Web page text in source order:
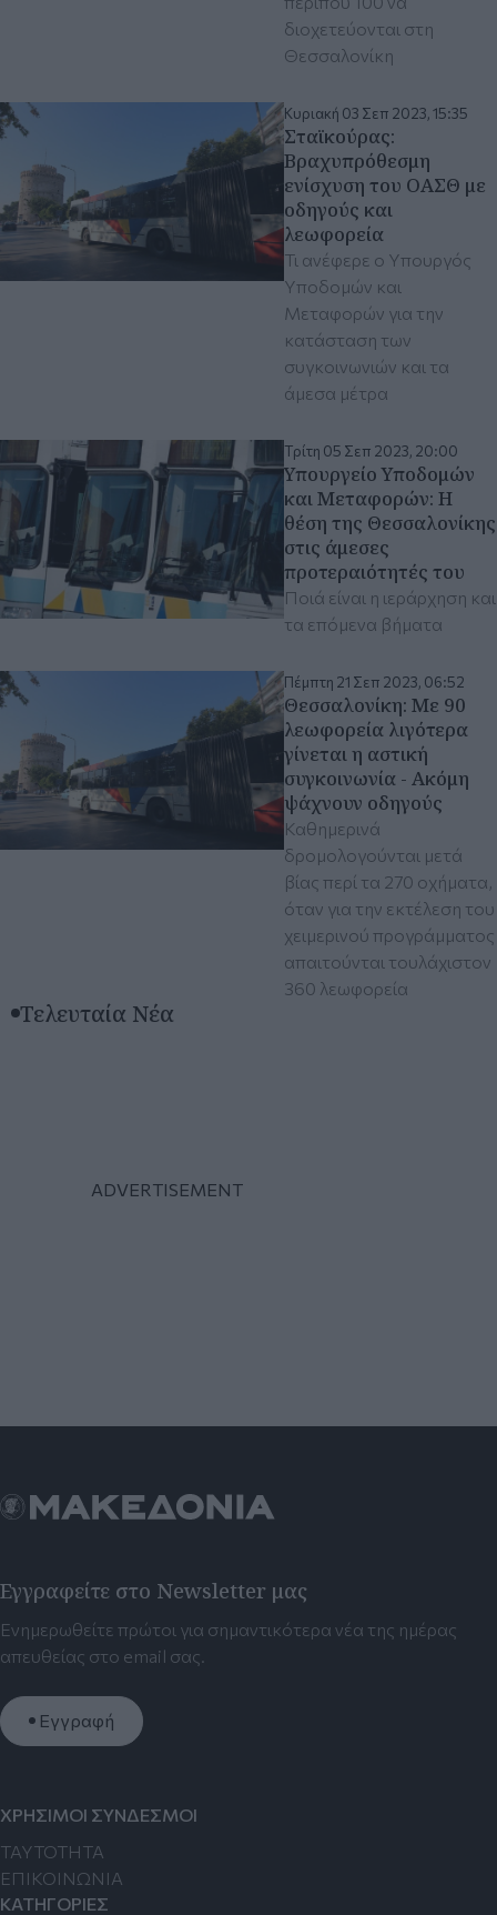
διοχετεύονται στη
Θεσσαλονίκη
Κυριακή 03 Σεπ 2023, 15:35
Σταϊκούρας:
Βραχυπρόθεσμη
ενίσχυση του ΟΑΣΘ με
οδηγούς και
λεωφορεία
Τι ανέφερε ο Υπουργός
Υποδομών και
Μεταφορών για την
κατάσταση των
συγκοινωνιών και τα
άμεσα μέτρα
Τρίτη 05 Σεπ 2023, 20:00
Υπουργείο Υποδομών
και Μεταφορών: Η
θέση της Θεσσαλονίκης
στις άμεσες
προτεραιότητές του
Ποιά είναι η ιεράρχηση και
τα επόμενα βήματα
Πέμπτη 21 Σεπ 2023, 06:52
Θεσσαλονίκη: Με 90
λεωφορεία λιγότερα
γίνεται η αστική
συγκοινωνία - Ακόμη
ψάχνουν οδηγούς
Καθημερινά
δρομολογούνται μετά
βίας περί τα 270 οχήματα,
όταν για την εκτέλεση του
χειμερινού προγράμματος
απαιτούνται τουλάχιστον
360 λεωφορεία
Τελευταία Νέα
Εγγραφείτε στο Newsletter μας
Ενημερωθείτε πρώτοι για σημαντικότερα νέα της ημέρας
απευθείας στο email σας.
Εγγραφή
ΧΡΗΣΙΜΟΙ ΣΥΝΔΕΣΜΟΙ
TAYTOTHTA
ΕΠΙΚΟΙΝΩΝΙΑ
ΚΑΤΗΓΟΡΙΕΣ